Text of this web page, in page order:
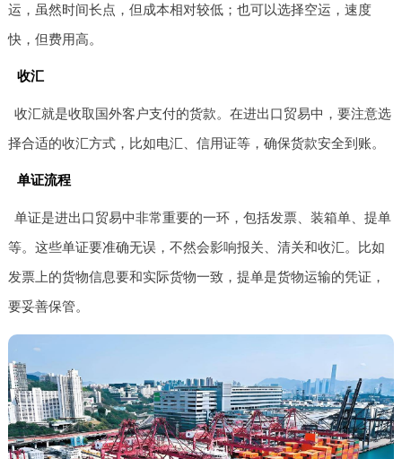
运，虽然时间长点，但成本相对较低；也可以选择空运，速度
快，但费用高。
收汇
收汇就是收取国外客户支付的货款。在进出口贸易中，要注意选
择合适的收汇方式，比如电汇、信用证等，确保货款安全到账。
单证流程
单证是进出口贸易中非常重要的一环，包括发票、装箱单、提单
等。这些单证要准确无误，不然会影响报关、清关和收汇。比如
发票上的货物信息要和实际货物一致，提单是货物运输的凭证，
要妥善保管。